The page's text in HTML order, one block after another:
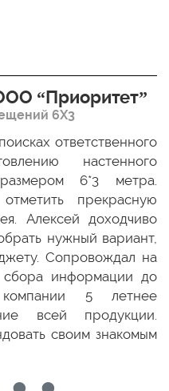
“Приоритет”
6Х3
ответственного
настенного
6*3 метра.
прекрасную
Алексей доходчиво
нужный вариант,
Сопровождал на
информации до
5 летнее
всей продукции.
своим знакомым